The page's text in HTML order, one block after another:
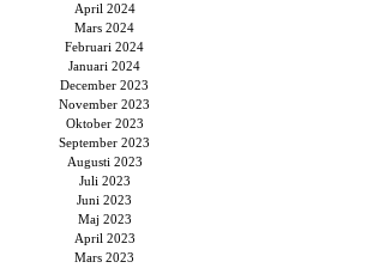
April 2024
Mars 2024
Februari 2024
Januari 2024
December 2023
November 2023
Oktober 2023
September 2023
Augusti 2023
Juli 2023
Juni 2023
Maj 2023
April 2023
Mars 2023